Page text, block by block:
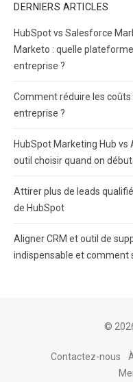
DERNIERS ARTICLES
HubSpot vs Salesforce
Marketo : quelle
entreprise ?
Comment réduire les
entreprise ?
HubSpot Marketing Hub vs
outil choisir quand on
Attirer plus de leads
de HubSpot
Aligner CRM et outil de
indispensable et comment
©
Contactez-nous